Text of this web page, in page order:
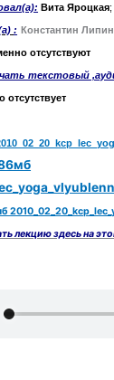
Вита Яроцкая;
: Константин
отсутствуют
текстовый
отсутствует
yoga
2010_02_20_kcp_lec_
лекцию здесь на